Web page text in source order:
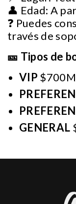
👤 Edad: A
❓ Puedes
través de
🎫 Tipos de
VIP
GENERAL